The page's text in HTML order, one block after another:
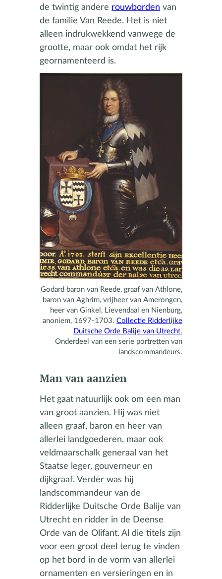
de twintig andere rouwborden van
de familie Van Reede. Het is niet
alleen indrukwekkend vanwege de
grootte, maar ook omdat het rijk
geornamenteerd is.
Godard baron van Reede, graaf van Athlone,
baron van Aghrim, vrijheer van Amerongen,
heer van Ginkel, Lievendaal en Nienburg,
anoniem, 1697-1703. Collectie Ridderlijke
Duitsche Orde Balije van Utrecht.
Onderdeel van een serie portretten van
landscommandeurs.
Man van aanzien
Het gaat natuurlijk ook om een man
van groot aanzien. Hij was niet
alleen graaf, baron en heer van
allerlei landgoederen, maar ook
veldmaarschalk generaal van het
Staatse leger, gouverneur en
dijkgraaf. Verder was hij
landscommandeur van de
Ridderlijke Duitsche Orde Balije van
Utrecht en ridder in de Deense
Orde van de Olifant. Al die titels zijn
voor een groot deel terug te vinden
op het bord in de vorm van allerlei
ornamenten en versieringen en in